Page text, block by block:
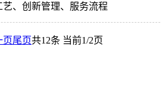
、创新管理、服务流程
页尾页共12条 当前1/2页